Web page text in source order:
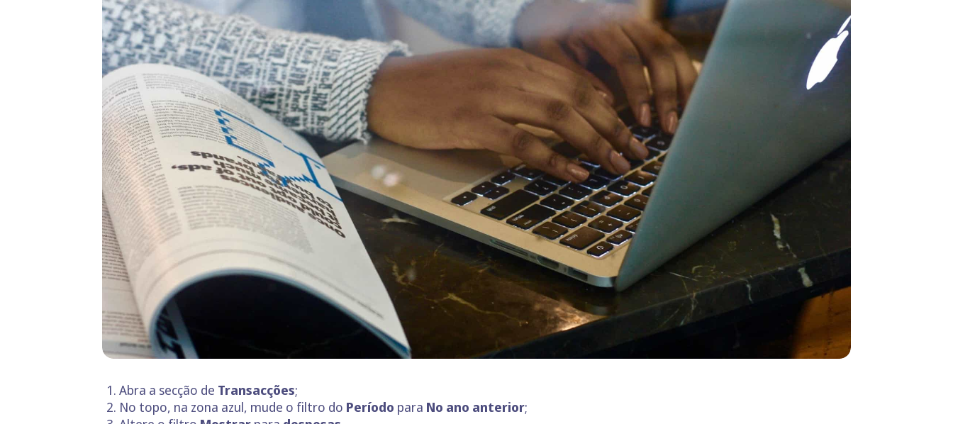
Abra a secção de Transacções;
No topo, na zona azul, mude o filtro do Período para No ano anterior;